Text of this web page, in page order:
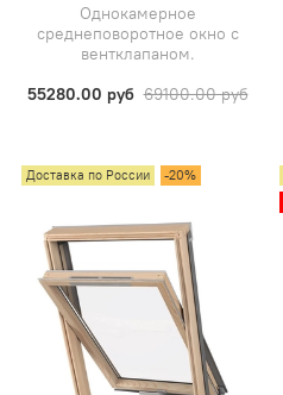
Однокамерное
среднеповоротное окно с
вентклапаном.
55280.00 руб 69100.00 руб
Доставка по России -20%